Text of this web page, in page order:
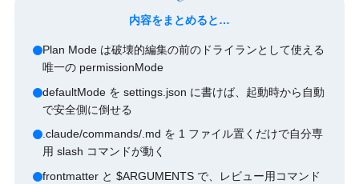
内容をまとめると…
Plan Mode は破壊的編集の前のドライランとして使える
唯一の permissionMode
defaultMode を settings.json に書けば、起動時から自動
で安全側に倒せる
.claude/commands/.md を 1 ファイル置くだけで自分専
用 slash コマンドが動く
frontmatter と $ARGUMENTS で、レビュー用コマンド